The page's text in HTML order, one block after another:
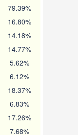
79.39%
16.80%
14.18%
14.77%
5.62%
6.12%
18.37%
6.83%
17.26%
7.68%